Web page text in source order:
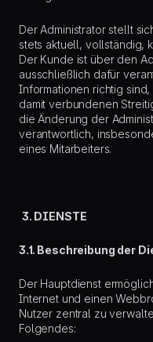
Der Administrator stellt
stets aktuell, vollständig,
Der Kunde ist über den
ausschließlich dafür
Informationen richtig
damit verbundenen
die Änderung der
verantwortlich,
eines Mitarbeiters.
3. DIENSTE
3.1. Beschreibung der
Der Hauptdienst
Internet und einen
Nutzer zentral zu
Folgendes: